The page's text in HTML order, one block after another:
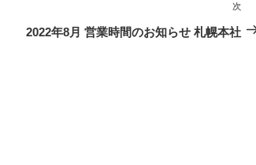
次
の
次
2022年8月 営業時間のお知らせ 札幌本社